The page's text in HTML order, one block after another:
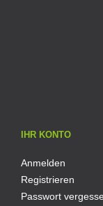
IHR KONTO
Anmelden
Registrieren
Passwort